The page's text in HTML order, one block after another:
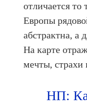
отличается то
Европы
абстрактна, а
На карте
мечты, страхи
НП: